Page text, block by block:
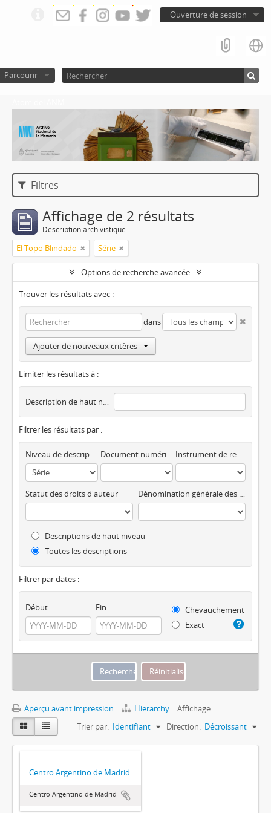
Ouverture de session
Parcourir
Filtres
Affichage de 2 résultats
Description archivistique
El Topo Blindado Série
Options de recherche avancée
Trouver les résultats avec :
dans
Ajouter de nouveaux critères
Limiter les résultats à :
Description de haut niveau
Filtrer les résultats par :
Niveau de description Document numérique disponible Instrument de recherche
Statut des droits d'auteur Dénomination générale des documents
Descriptions de haut niveau
Toutes les descriptions
Filtrer par dates :
Début Fin
Chevauchement
Exact
Aperçu avant impression Hierarchy
Affichage :
Trier par: Identifiant Direction: Décroissant
Centro Argentino de Madrid
Centro Argentino de Madrid